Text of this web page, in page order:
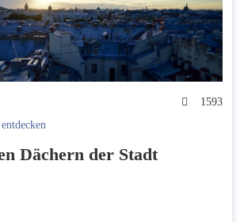
1593
Dächern der Stadt